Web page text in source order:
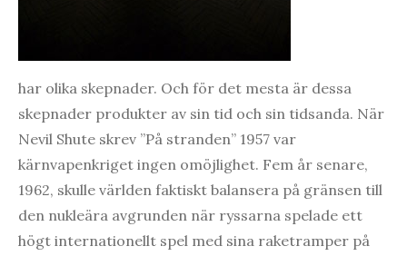
har olika skepnader. Och för det mesta är dessa
skepnader produkter av sin tid och sin tidsanda. När
Nevil Shute skrev ”På stranden” 1957 var
kärnvapenkriget ingen omöjlighet. Fem år senare,
1962, skulle världen faktiskt balansera på gränsen till
den nukleära avgrunden när ryssarna spelade ett
högt internationellt spel med sina raketramper på